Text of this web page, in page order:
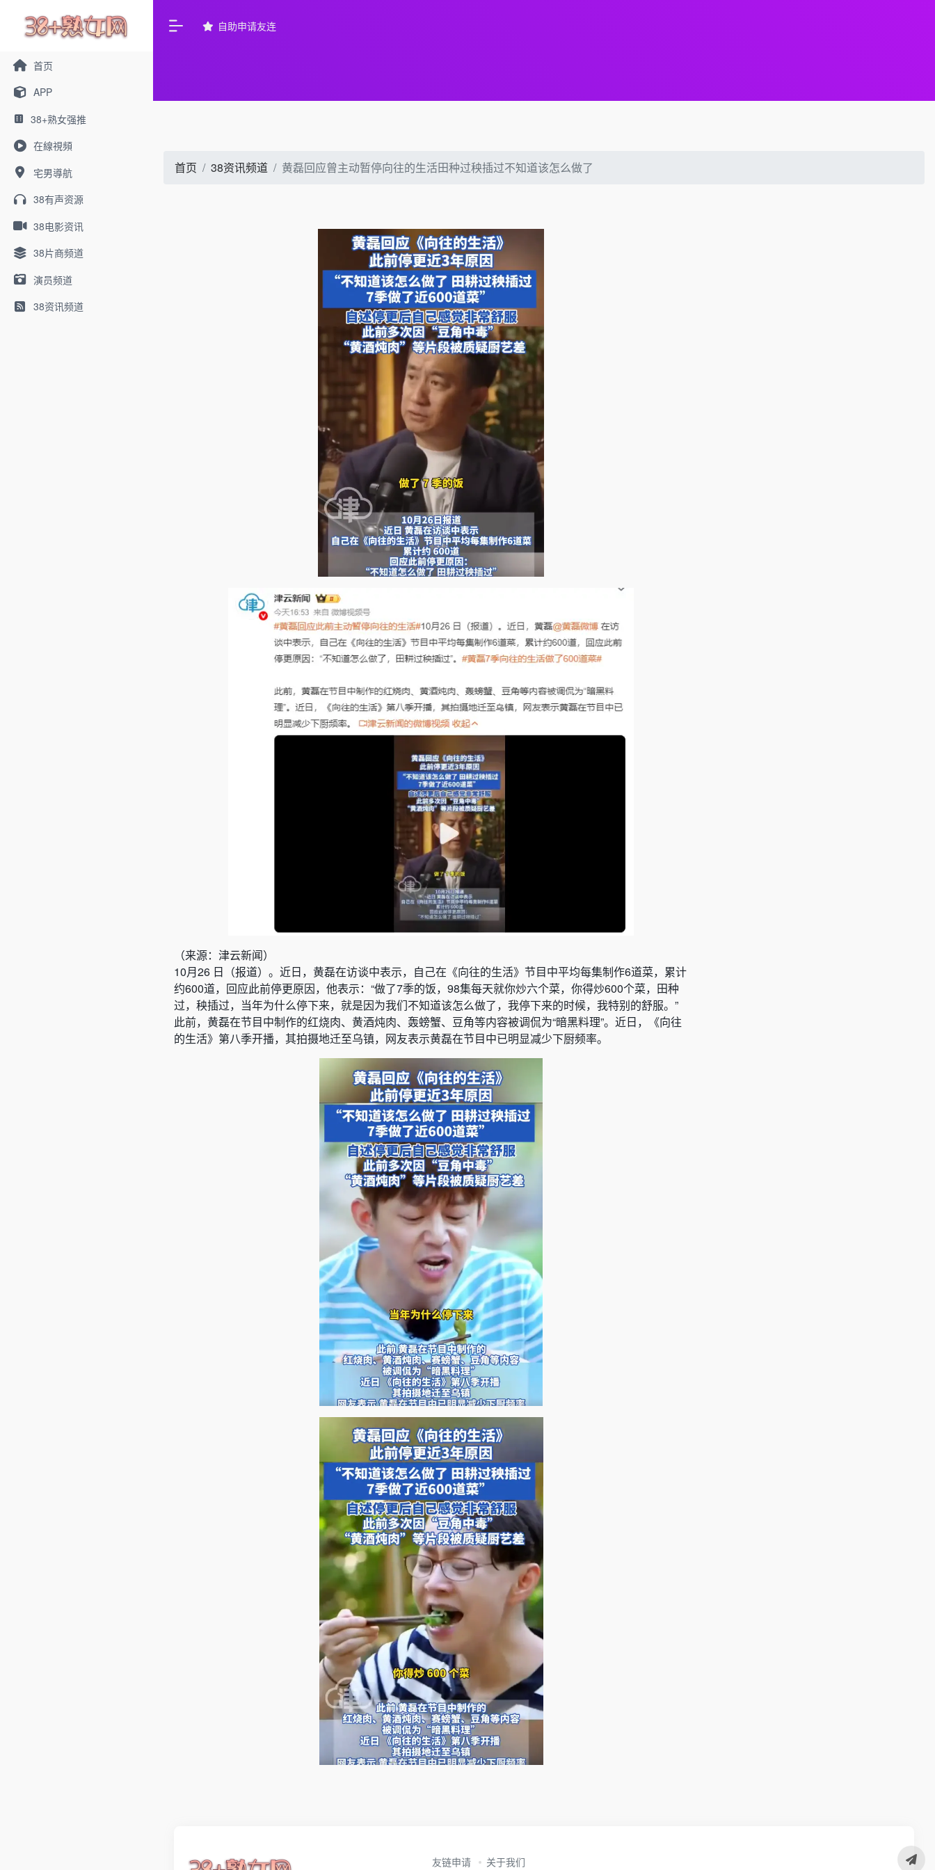
首页
APP
38+熟女强推
在線視頻
宅男導航
38有声资源
38电影资讯
38片商频道
演员频道
38资讯频道
自助申请友连
首页 38资讯频道 黄磊回应曾主动暂停向往的生活田种过秧插过不知道该怎么做了
（来源：津云新闻）
10月26 日（报道）。近日，黄磊在访谈中表示，自己在《向往的生活》节目中平均每集制作6道菜，累计
约600道，回应此前停更原因，他表示：“做了7季的饭，98集每天就你炒六个菜，你得炒600个菜，田种
过，秧插过，当年为什么停下来，就是因为我们不知道该怎么做了，我停下来的时候，我特别的舒服。”
此前，黄磊在节目中制作的红烧肉、黄酒炖肉、轰螃蟹、豆角等内容被调侃为“暗黑料理”。近日，《向往
的生活》第八季开播，其拍摄地迁至乌镇，网友表示黄磊在节目中已明显减少下厨频率。
友链申请 关于我们